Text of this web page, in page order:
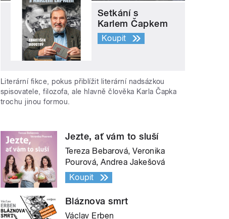
Setkání s
Karlem Čapkem
Koupit
Literární fikce, pokus přiblížit literární nadsázkou
spisovatele, filozofa, ale hlavně člověka Karla Čapka
trochu jinou formou.
Jezte, ať vám to sluší
Tereza Bebarová, Veronika
Pourová, Andrea Jakešová
Koupit
Bláznova smrt
Václav Erben